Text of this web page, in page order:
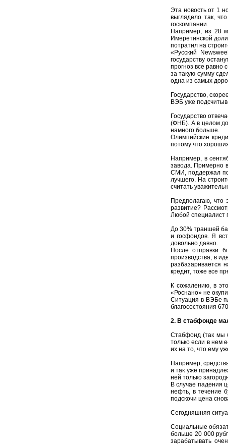
Эта новость от 1
выглядело так,
госкомпании.
Например, из 28
Имеретинской
потратил на
«Русский
государству
прогноз все равно
за такую сумму
одна из самых
Государство,
ВЭБ уже
Государство
(ФНБ). А в целом до
намного больше.
Олимпийские
потому что
Например, в
завода. Примерно
СМИ, поддержал
лучшего. На
считать
Предполагаю, что
развитие?
Любой специалист
До 30% траншей
и госфондов. Я
довольно давно.
После отправки
производства, в
разбазаривается
кредит, тоже все
К сожалению, в
«Роснано» не
Ситуация в ВЭБе
благосостояния
2. В стабфонде
Стабфонд (так мы
только если в нем
их на то, что ему
Например,
и так уже
ней только
В случае падения
нефть, в течение
подскочи цена
Сегодняшняя
Социальные
больше 20 000
зарабатывать